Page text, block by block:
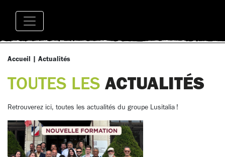
Accueil | Actualités
TOUTES LES ACTUALITÉS
Retrouverez ici, toutes les actualités du groupe Lusitalia !